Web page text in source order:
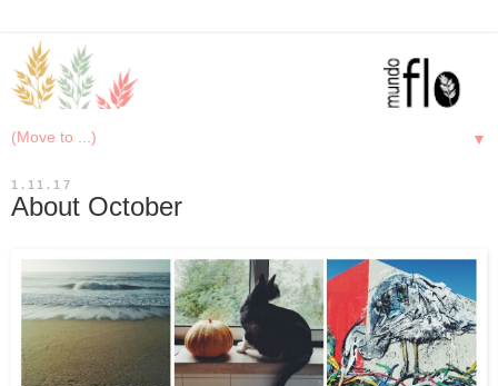
▼
1.11.17
About October